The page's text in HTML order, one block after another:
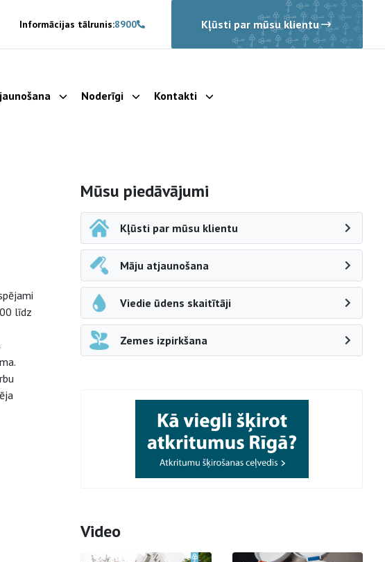
Informācijas tālrunis:8900 Kļūsti par mūsu klientu
Parādīt apakšizvēlni
Noderīgi Parādīt apakšizvēlni
Kontakti Parādīt apakšizvēlni
līdz
Sāna navigācija
Mūsu piedāvājumi
Kļūsti par mūsu klientu
Māju atjaunošana
Viedie ūdens skaitītāji
Zemes izpirkšana
Video